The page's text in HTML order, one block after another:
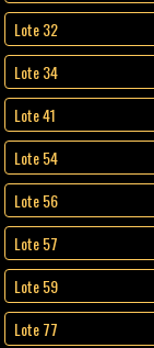
Lote 32
Lote 34
Lote 41
Lote 54
Lote 56
Lote 57
Lote 59
Lote 77